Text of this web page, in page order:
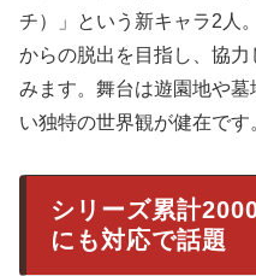
チ）」という新キャラ2人
からの脱出を目指し、協
みます。舞台は遊園地や
い独特の世界観が健在です
シリーズ累計
にも対応で話題